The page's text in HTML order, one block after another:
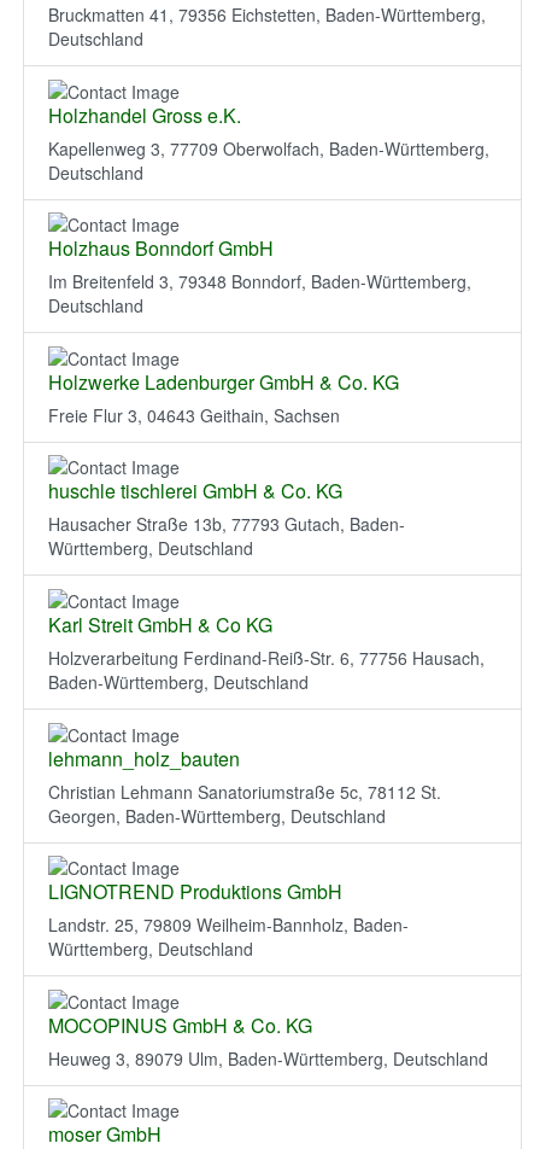
Bruckmatten 41, 79356 Eichstetten, Baden-Württemberg,
Deutschland
Holzhandel Gross e.K.
Kapellenweg 3, 77709 Oberwolfach, Baden-Württemberg,
Deutschland
Holzhaus Bonndorf GmbH
Im Breitenfeld 3, 79348 Bonndorf, Baden-Württemberg,
Deutschland
Holzwerke Ladenburger GmbH & Co. KG
Freie Flur 3, 04643 Geithain, Sachsen
huschle tischlerei GmbH & Co. KG
Hausacher Straße 13b, 77793 Gutach, Baden-
Württemberg, Deutschland
Karl Streit GmbH & Co KG
Holzverarbeitung Ferdinand-Reiß-Str. 6, 77756 Hausach,
Baden-Württemberg, Deutschland
lehmann_holz_bauten
Christian Lehmann Sanatoriumstraße 5c, 78112 St.
Georgen, Baden-Württemberg, Deutschland
LIGNOTREND Produktions GmbH
Landstr. 25, 79809 Weilheim-Bannholz, Baden-
Württemberg, Deutschland
MOCOPINUS GmbH & Co. KG
Heuweg 3, 89079 Ulm, Baden-Württemberg, Deutschland
moser GmbH